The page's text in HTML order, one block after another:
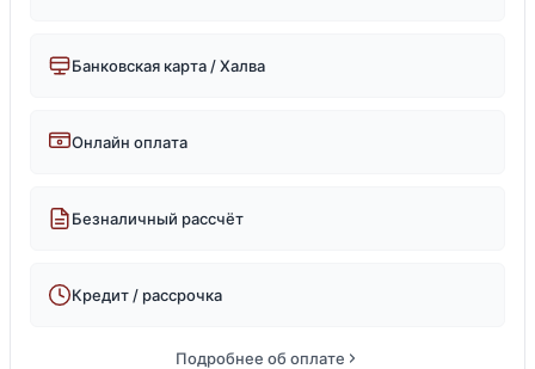
Банковская карта / Халва
Онлайн оплата
Безналичный рассчёт
Кредит / рассрочка
Подробнее об оплате